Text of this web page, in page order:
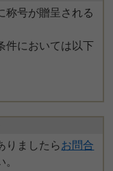
称号が贈呈される
件においては以下
りましたらお問合